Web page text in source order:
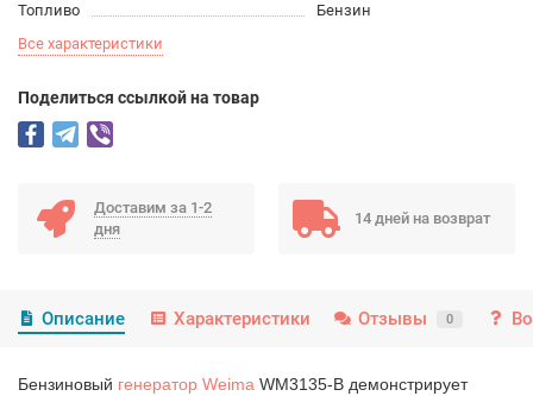
Топливо
Бензин
Все характеристики
Поделиться ссылкой на товар
Доставим за 1-2
дня
14 дней на возврат
Описание Характеристики Отзывы 0
Бензиновый генератор Weima WM3135-B демонстрирует